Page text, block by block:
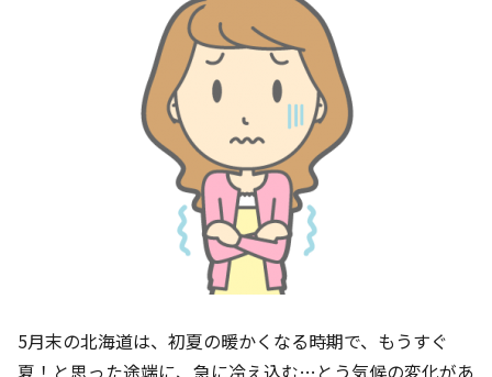
5月末の北海道は、初夏の暖かくなる時期で、もうすぐ